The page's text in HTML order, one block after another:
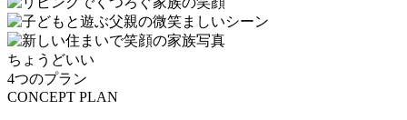
ちょうどいい
4つのプラン
CONCEPT PLAN